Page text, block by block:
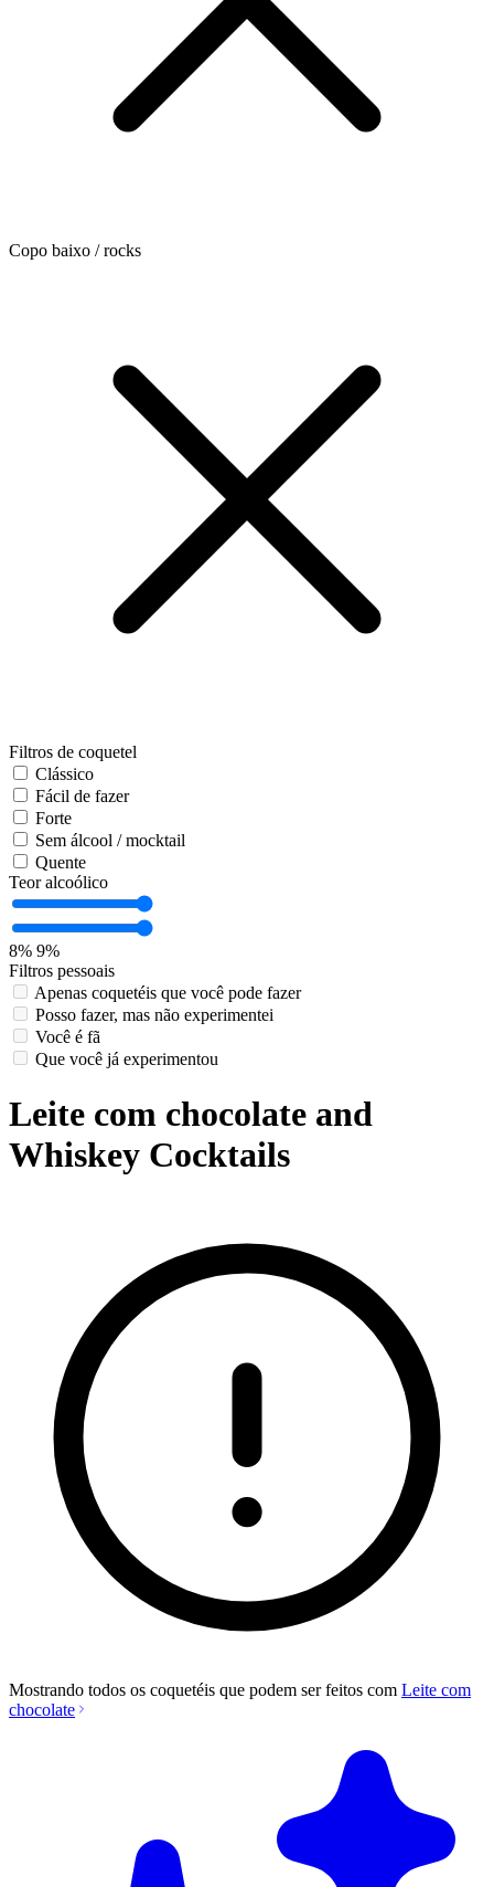
Copo baixo / rocks
Filtros de coquetel
Clássico
Fácil de fazer
Forte
Sem álcool / mocktail
Quente
Teor alcoólico
8% 9%
Filtros pessoais
Apenas coquetéis que você pode fazer
Posso fazer, mas não experimentei
Você é fã
Que você já experimentou
Leite com chocolate and
Whiskey Cocktails
Mostrando todos os coquetéis que podem ser feitos com Leite com
chocolate